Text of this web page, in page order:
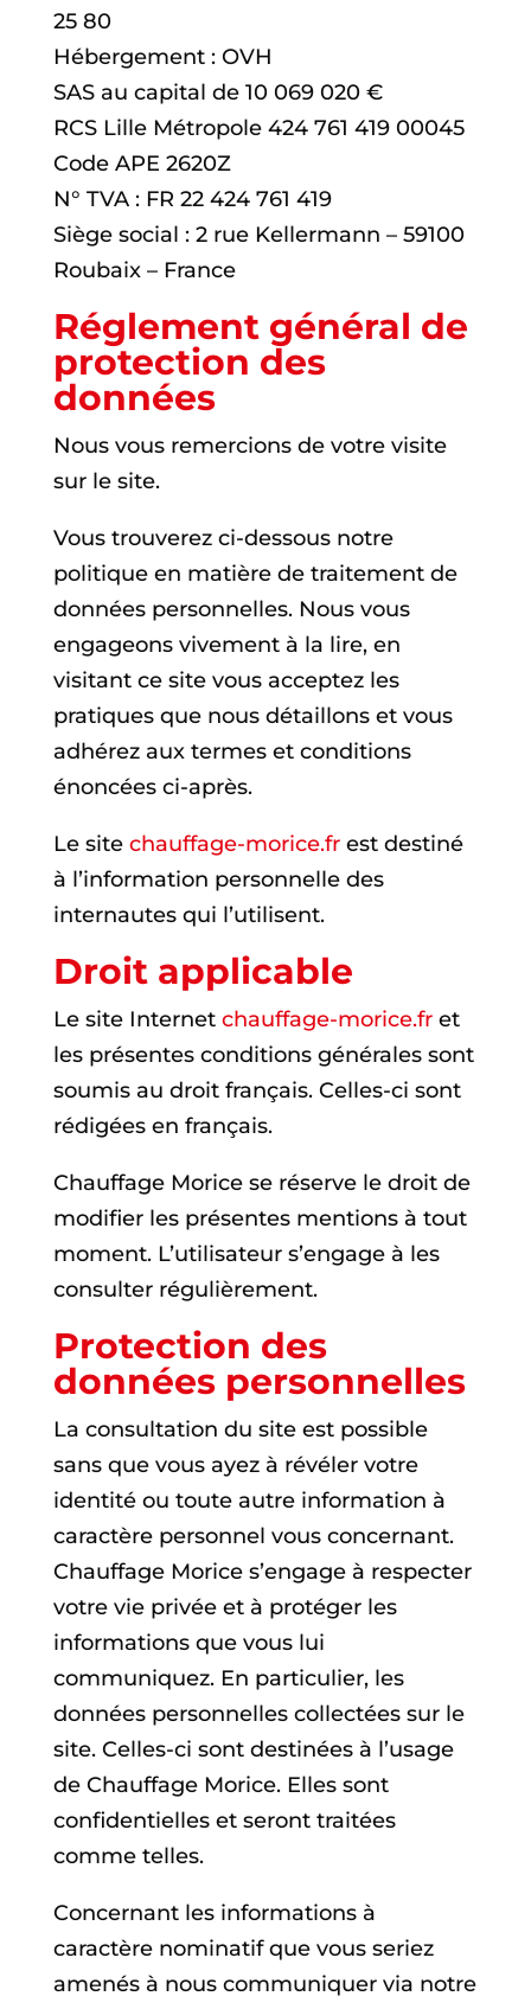
25 80
Hébergement : OVH
SAS au capital de 10 069 020 €
RCS Lille Métropole 424 761 419 00045
Code APE 2620Z
N° TVA : FR 22 424 761 419
Siège social : 2 rue Kellermann – 59100
Roubaix – France
Réglement général de
protection des
données
Nous vous remercions de votre visite
sur le site.
Vous trouverez ci-dessous notre
politique en matière de traitement de
données personnelles. Nous vous
engageons vivement à la lire, en
visitant ce site vous acceptez les
pratiques que nous détaillons et vous
adhérez aux termes et conditions
énoncées ci-après.
Le site chauffage-morice.frest destiné
à l’information personnelle des
internautes qui l’utilisent.
Droit applicable
Le site Internet chauffage-morice.fret
les présentes conditions générales sont
soumis au droit français. Celles-ci sont
rédigées en français.
Chauffage Morice se réserve le droit de
modifier les présentes mentions à tout
moment. L’utilisateur s’engage à les
consulter régulièrement.
Protection des
données personnelles
La consultation du site est possible
sans que vous ayez à révéler votre
identité ou toute autre information à
caractère personnel vous concernant.
Chauffage Morice s’engage à respecter
votre vie privée et à protéger les
informations que vous lui
communiquez. En particulier, les
données personnelles collectées sur le
site. Celles-ci sont destinées à l’usage
de Chauffage Morice. Elles sont
confidentielles et seront traitées
comme telles.
Concernant les informations à
caractère nominatif que vous seriez
amenés à nous communiquer via notre